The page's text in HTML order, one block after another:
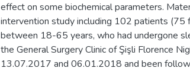
effect on some biochemical parameters.
intervention study including 102 patients (75
between 18-65 years, who had undergone
the General Surgery Clinic of Şişli Florence
13.07.2017 and 06.01.2018 and been